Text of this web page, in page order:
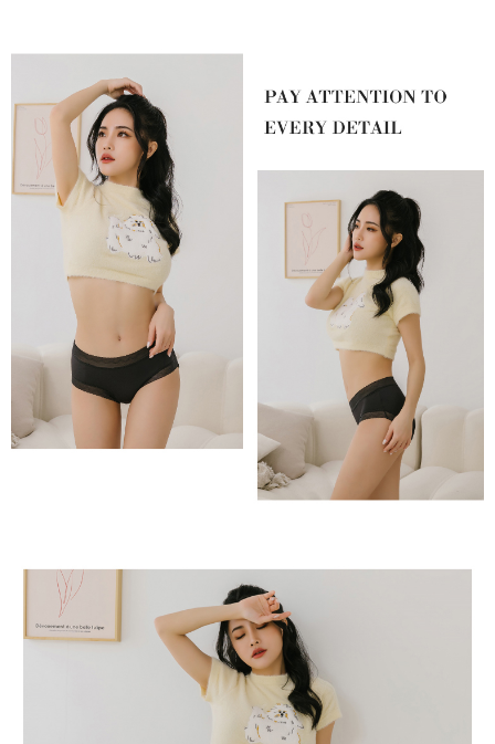
"Pembayaran Ansuran Gogo", kedai akan memberikan maklumat peribadi
anda (termasuk nama, telefon atau alamat) kepada Taiwan Mobile untuk
pengumpulan, pemprosesan dan penggunaan, untuk pengesahan,
semakan dan pembetulan data yang diperlukan untuk bil ansuran oleh
Taiwan Mobile.
3. Sila baca syarat perkhidmatan pengguna secara lengkap melalui
pautan berikut: https://oppay.tw/userRule